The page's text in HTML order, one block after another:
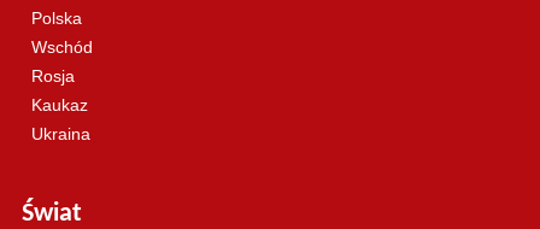
Polska
Wschód
Rosja
Kaukaz
Ukraina
Świat